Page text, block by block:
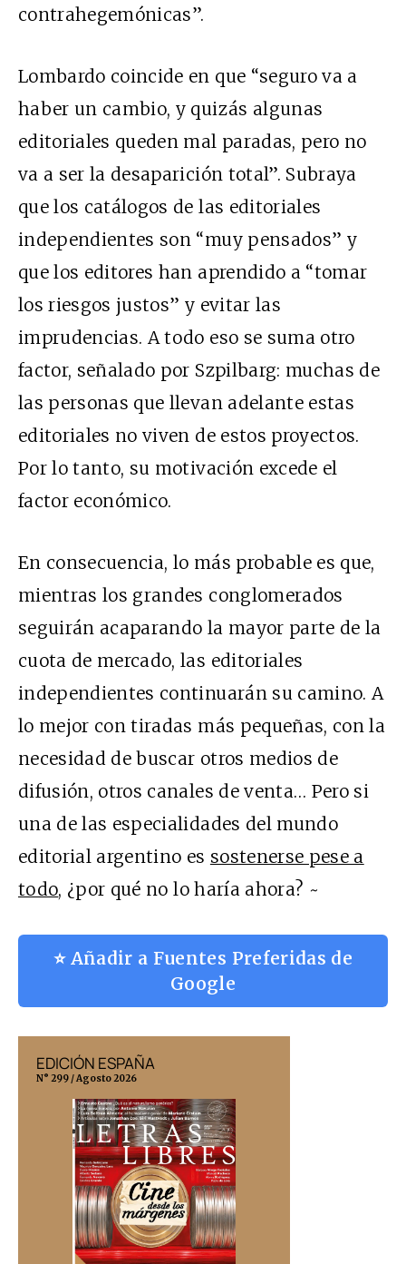
contrahegemónicas”.
Lombardo coincide en que “seguro va a
haber un cambio, y quizás algunas
editoriales queden mal paradas, pero no
va a ser la desaparición total”. Subraya
que los catálogos de las editoriales
independientes son “muy pensados” y
que los editores han aprendido a “tomar
los riesgos justos” y evitar las
imprudencias. A todo eso se suma otro
factor, señalado por Szpilbarg: muchas de
las personas que llevan adelante estas
editoriales no viven de estos proyectos.
Por lo tanto, su motivación excede el
factor económico.
En consecuencia, lo más probable es que,
mientras los grandes conglomerados
seguirán acaparando la mayor parte de la
cuota de mercado, las editoriales
independientes continuarán su camino. A
lo mejor con tiradas más pequeñas, con la
necesidad de buscar otros medios de
difusión, otros canales de venta… Pero si
una de las especialidades del mundo
editorial argentino es sostenerse pese a
todo, ¿por qué no lo haría ahora? ~
⭐ Añadir a Fuentes Preferidas de
Google
EDICIÓN ESPAÑA
N° 299 / Agosto 2026